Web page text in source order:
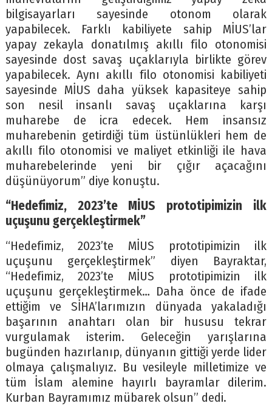
bilgisayarları sayesinde otonom olarak
yapabilecek. Farklı kabiliyete sahip MİUS’lar
yapay zekayla donatılmış akıllı filo otonomisi
sayesinde dost savaş uçaklarıyla birlikte görev
yapabilecek. Aynı akıllı filo otonomisi kabiliyeti
sayesinde MİUS daha yüksek kapasiteye sahip
son nesil insanlı savaş uçaklarına karşı
muharebe de icra edecek. Hem insansız
muharebenin getirdiği tüm üstünlükleri hem de
akıllı filo otonomisi ve maliyet etkinliği ile hava
muharebelerinde yeni bir çığır açacağını
düşünüyorum” diye konuştu.
“Hedefimiz, 2023’te MİUS prototipimizin ilk
uçuşunu gerçekleştirmek”
“Hedefimiz, 2023’te MİUS prototipimizin ilk
uçuşunu gerçekleştirmek” diyen Bayraktar,
“Hedefimiz, 2023’te MİUS prototipimizin ilk
uçuşunu gerçekleştirmek… Daha önce de ifade
ettiğim ve SİHA’larımızın dünyada yakaladığı
başarının anahtarı olan bir hususu tekrar
vurgulamak isterim. Geleceğin yarışlarına
bugünden hazırlanıp, dünyanın gittiği yerde lider
olmaya çalışmalıyız. Bu vesileyle milletimize ve
tüm İslam alemine hayırlı bayramlar dilerim.
Kurban Bayramımız mübarek olsun” dedi.